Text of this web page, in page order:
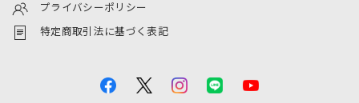
プライバシーポリシー
特定商取引法に基づく表記